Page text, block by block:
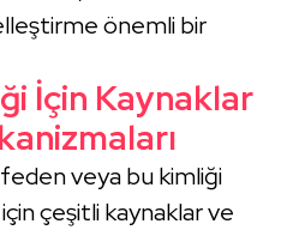
önemli bir
İçin Kaynaklar
veya bu kimliği
çeşitli kaynaklar ve